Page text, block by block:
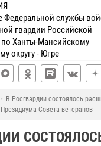
Федеральной службы
гвардии Российской
Ханты-Мансийскому
округу - Югре
В Росгвардии состоялось
Президиума Совета ветеранов